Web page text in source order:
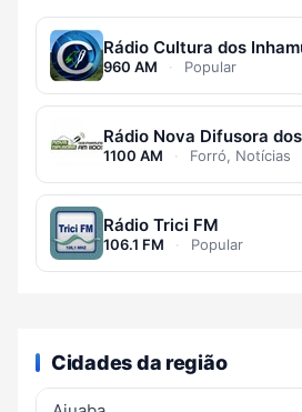
Rádio Cultura dos
960 AM · Popular
Rádio Nova Difusora
1100 AM · Forró, Notícias
Rádio Trici FM
106.1 FM · Popular
Cidades da região